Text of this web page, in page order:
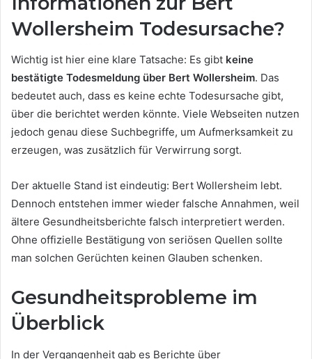
Wollersheim Todesursache?
Wichtig ist hier eine klare Tatsache: Es gibt keine
bestätigte Todesmeldung über Bert Wollersheim. Das
bedeutet auch, dass es keine echte Todesursache gibt,
über die berichtet werden könnte. Viele Webseiten nutzen
jedoch genau diese Suchbegriffe, um Aufmerksamkeit zu
erzeugen, was zusätzlich für Verwirrung sorgt.
Der aktuelle Stand ist eindeutig: Bert Wollersheim lebt.
Dennoch entstehen immer wieder falsche Annahmen, weil
ältere Gesundheitsberichte falsch interpretiert werden.
Ohne offizielle Bestätigung von seriösen Quellen sollte
man solchen Gerüchten keinen Glauben schenken.
Gesundheitsprobleme im
Überblick
In der Vergangenheit gab es Berichte über